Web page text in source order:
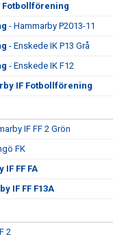
Fotbollförening
- Hammarby P2013-11
- Enskede IK P13 Grå
- Enskede IK F12
IF Fotbollförening
IF FF 2 Grön
FK
IF FF FA
IF FF F13A
2